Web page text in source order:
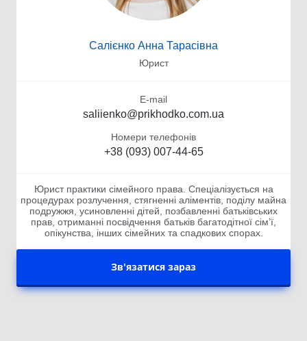
Салієнко Анна Тарасівна
Юрист
E-mail
saliienko@prikhodko.com.ua
Номери телефонів
+38 (093) 007-44-65
Юрист практики сімейного права. Спеціалізується на
процедурах розлучення, стягненні аліментів, поділу майна
подружжя, усиновленні дітей, позбавленні батьківських
прав, отриманні посвідчення батьків багатодітної сімʼї,
опікунства, інших сімейних та спадкових спорах.
Зв'язатися зараз